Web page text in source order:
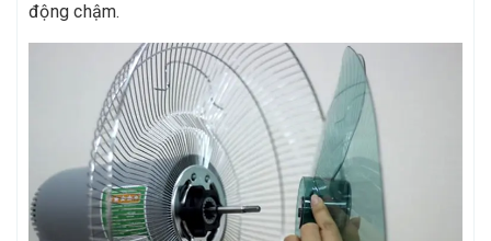
động chậm.